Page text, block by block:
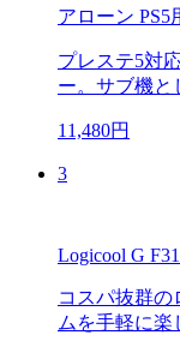
アローン PS5
プレステ5対
ー。サブ機と
11,480円
3
Logicool G
コスパ抜群の
ムを手軽に楽